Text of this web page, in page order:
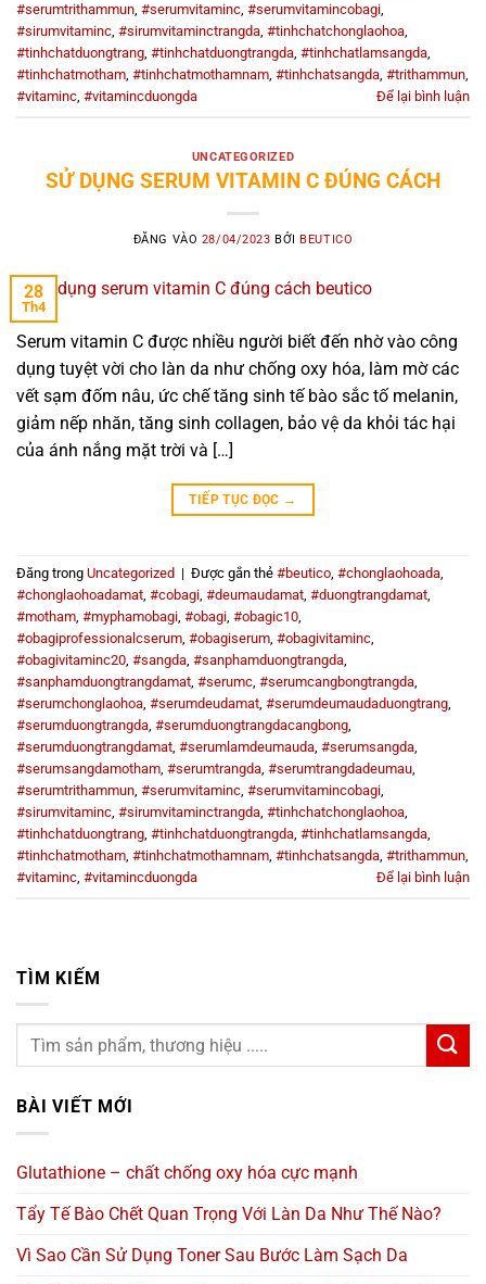
#serumtrithammun, #serumvitaminc, #serumvitamincobagi,
#sirumvitaminc, #sirumvitaminctrangda, #tinhchatchonglaohoa,
#tinhchatduongtrang, #tinhchatduongtrangda, #tinhchatlamsangda,
#tinhchatmotham, #tinhchatmothamnam, #tinhchatsangda, #trithammun,
#vitaminc, #vitamincduongda Để lại bình luận
UNCATEGORIZED
SỬ DỤNG SERUM VITAMIN C ĐÚNG CÁCH
ĐĂNG VÀO 28/04/2023 BỞI BEUTICO
28
Th4
Serum vitamin C được nhiều người biết đến nhờ vào công
dụng tuyệt vời cho làn da như chống oxy hóa, làm mờ các
vết sạm đốm nâu, ức chế tăng sinh tế bào sắc tố melanin,
giảm nếp nhăn, tăng sinh collagen, bảo vệ da khỏi tác hại
của ánh nắng mặt trời và […]
TIẾP TỤC ĐỌC →
Đăng trong Uncategorized | Được gắn thẻ #beutico, #chonglaohoada,
#chonglaohoadamat, #cobagi, #deumaudamat, #duongtrangdamat,
#motham, #myphamobagi, #obagi, #obagic10,
#obagiprofessionalcserum, #obagiserum, #obagivitaminc,
#obagivitaminc20, #sangda, #sanphamduongtrangda,
#sanphamduongtrangdamat, #serumc, #serumcangbongtrangda,
#serumchonglaohoa, #serumdeudamat, #serumdeumaudaduongtrang,
#serumduongtrangda, #serumduongtrangdacangbong,
#serumduongtrangdamat, #serumlamdeumauda, #serumsangda,
#serumsangdamotham, #serumtrangda, #serumtrangdadeumau,
#serumtrithammun, #serumvitaminc, #serumvitamincobagi,
#sirumvitaminc, #sirumvitaminctrangda, #tinhchatchonglaohoa,
#tinhchatduongtrang, #tinhchatduongtrangda, #tinhchatlamsangda,
#tinhchatmotham, #tinhchatmothamnam, #tinhchatsangda, #trithammun,
#vitaminc, #vitamincduongda Để lại bình luận
TÌM KIẾM
BÀI VIẾT MỚI
Glutathione – chất chống oxy hóa cực mạnh
Tẩy Tế Bào Chết Quan Trọng Với Làn Da Như Thế Nào?
Vì Sao Cần Sử Dụng Toner Sau Bước Làm Sạch Da